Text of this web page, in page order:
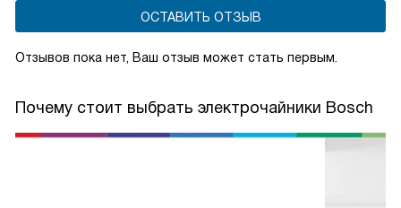
ОСТАВИТЬ ОТЗЫВ
Отзывов пока нет, Ваш отзыв может стать первым.
Почему стоит выбрать электрочайники Bosch